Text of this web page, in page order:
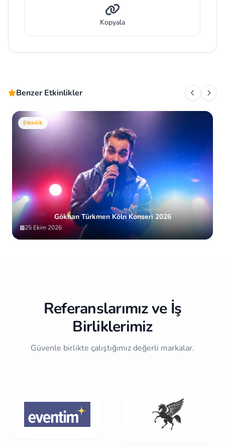
Kopyala
Benzer Etkinlikler
Etkinlik
Gökhan Türkmen Köln Konseri 2026
25 Ekim 2026
Referanslarımız ve İş
Birliklerimiz
Güvenle birlikte çalıştığımız değerli markalar.